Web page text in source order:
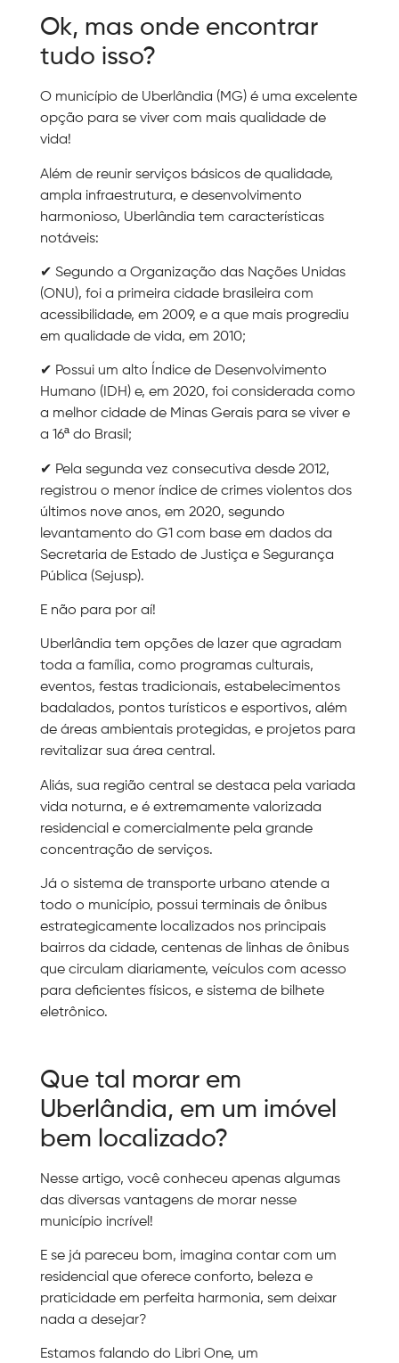
Ok, mas onde encontrar
tudo isso?
O município de Uberlândia (MG) é uma excelente
opção para se viver com mais qualidade de
vida!
Além de reunir serviços básicos de qualidade,
ampla infraestrutura, e desenvolvimento
harmonioso, Uberlândia tem características
notáveis:
✔ Segundo a Organização das Nações Unidas
(ONU), foi a primeira cidade brasileira com
acessibilidade, em 2009, e a que mais progrediu
em qualidade de vida, em 2010;
✔ Possui um alto Índice de Desenvolvimento
Humano (IDH) e, em 2020, foi considerada como
a melhor cidade de Minas Gerais para se viver e
a 16ª do Brasil;
✔ Pela segunda vez consecutiva desde 2012,
registrou o menor índice de crimes violentos dos
últimos nove anos, em 2020, segundo
levantamento do G1 com base em dados da
Secretaria de Estado de Justiça e Segurança
Pública (Sejusp).
E não para por aí!
Uberlândia tem opções de lazer que agradam
toda a família, como programas culturais,
eventos, festas tradicionais, estabelecimentos
badalados, pontos turísticos e esportivos, além
de áreas ambientais protegidas, e projetos para
revitalizar sua área central.
Aliás, sua região central se destaca pela variada
vida noturna, e é extremamente valorizada
residencial e comercialmente pela grande
concentração de serviços.
Já o sistema de transporte urbano atende a
todo o município, possui terminais de ônibus
estrategicamente localizados nos principais
bairros da cidade, centenas de linhas de ônibus
que circulam diariamente, veículos com acesso
para deficientes físicos, e sistema de bilhete
eletrônico.
Que tal morar em
Uberlândia, em um imóvel
bem localizado?
Nesse artigo, você conheceu apenas algumas
das diversas vantagens de morar nesse
município incrível!
E se já pareceu bom, imagina contar com um
residencial que oferece conforto, beleza e
praticidade em perfeita harmonia, sem deixar
nada a desejar?
Estamos falando do Libri One, um